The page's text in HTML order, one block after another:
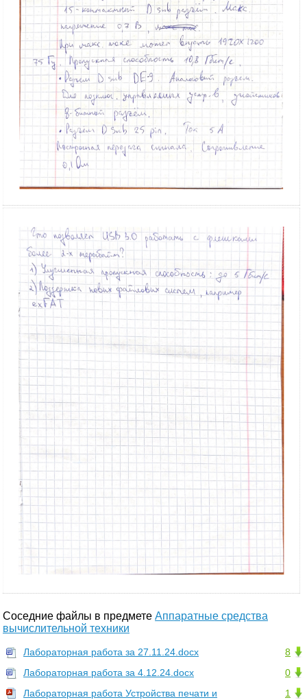
Соседние файлы в предмете Аппаратные средства
вычислительной техники
8
Лабораторная работа за 27.11.24.docx
0
Лабораторная работа за 4.12.24.docx
1
Лабораторная работа Устройства печати и